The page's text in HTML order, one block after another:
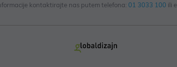
kontaktirajte nas putem telefona: 01 3033 100 ili